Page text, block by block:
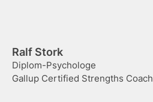
Ralf Stork
Diplom-Psychologe
Gallup Certified Strengths Coach